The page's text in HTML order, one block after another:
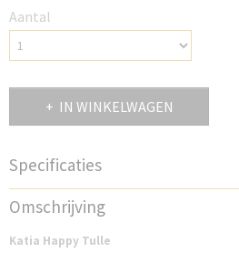
Aantal
IN WINKELWAGEN
Specificaties
Productcode
K2209HT8
Omschrijving
Katia Happy Tulle